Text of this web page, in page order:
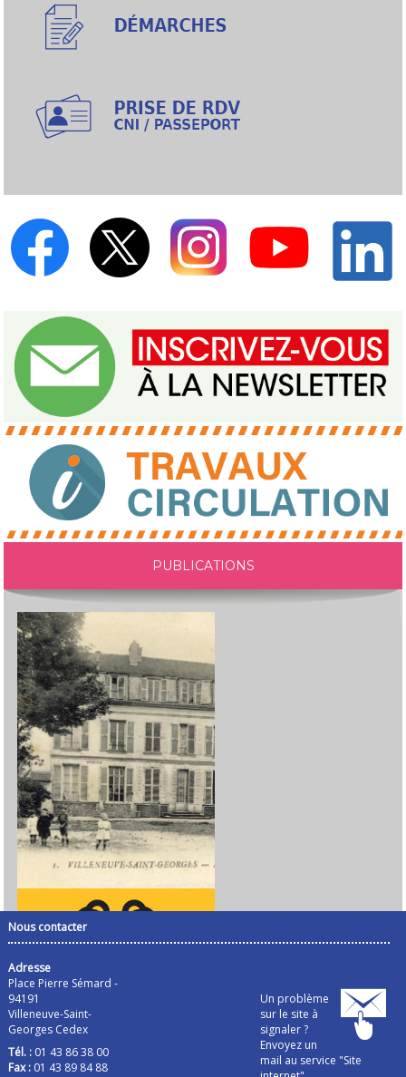
PUBLICATIONS
Nous contacter
Adresse
Place Pierre Sémard -
94191
Villeneuve-Saint-
Georges Cedex
Tél. :01 43 86 38 00
Fax :01 43 89 84 88
Un problème
sur le site à
signaler ?
Envoyez un
mail au service "Site